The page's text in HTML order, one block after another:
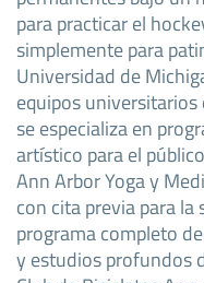
para practicar el
simplemente para
Universidad de
equipos universitarios
se especializa en
artístico para el
Ann Arbor Yoga y
con cita previa para la
programa completo
y estudios profundos